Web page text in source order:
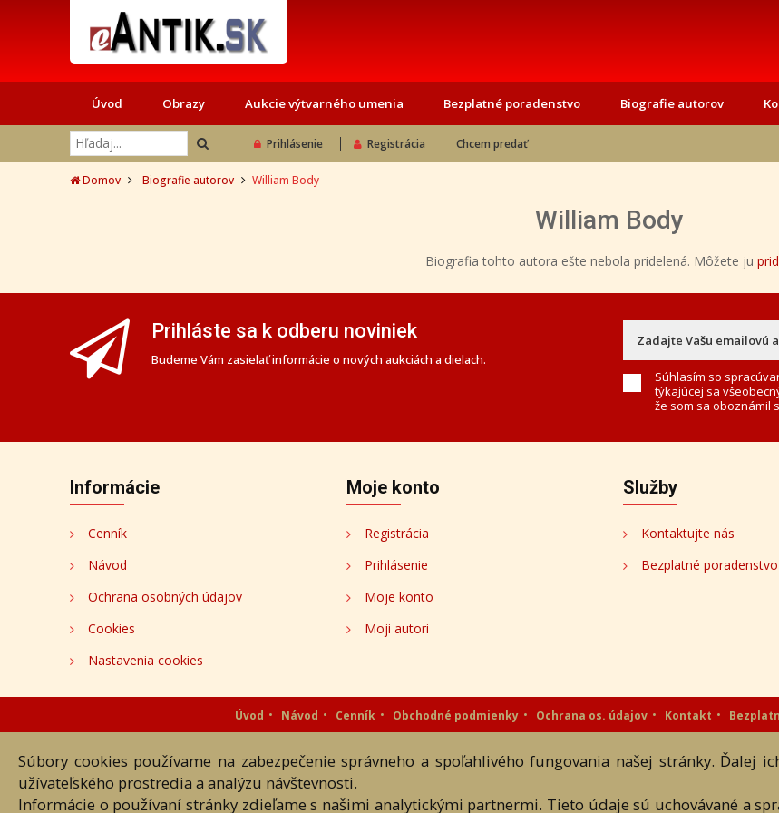
Úvod Obrazy Aukcie výtvarného umenia Bezplatné poradenstvo Biografie autorov
Prihlásenie Registrácia Chcem predať
Domov Biografie autorov William Body
William Body
Biografia tohto autora ešte nebola pridelená. Môžete ju
Prihláste sa k odberu noviniek
Budeme Vám zasielať informácie o nových aukciách a dielach.
Súhlasím so
týkajúcej sa
že som sa oboznámil
Informácie
Cenník
Návod
Ochrana osobných údajov
Cookies
Nastavenia cookies
Moje konto
Registrácia
Prihlásenie
Moje konto
Moji autori
Služby
Kontaktujte nás
Bezplatné poradenstvo
Úvod Návod Cenník Obchodné podmienky Ochrana os. údajov Kontakt
Akékoľvek používanie obrazových a textových súčastí tejto stránky je podmienené výslovným súhlasom
Súbory cookies používame na zabezpečenie správneho a spoľahlivého fungovania našej stránky. Ďalej
užívateľského prostredia a analýzu návštevnosti.
Informácie o používaní stránky zdieľame s našimi analytickými partnermi. Tieto údaje sú uchovávané a